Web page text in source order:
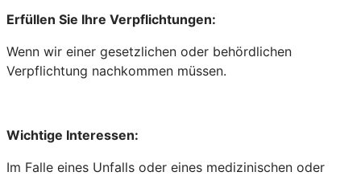
Erfüllen Sie Ihre Verpflichtungen:
Wenn wir einer gesetzlichen oder behördlichen
Verpflichtung nachkommen müssen.
Wichtige Interessen:
Im Falle eines Unfalls oder eines medizinischen oder